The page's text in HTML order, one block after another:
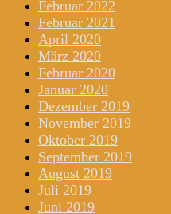
Februar 2022
Februar 2021
April 2020
März 2020
Februar 2020
Januar 2020
Dezember 2019
November 2019
Oktober 2019
September 2019
August 2019
Juli 2019
Juni 2019